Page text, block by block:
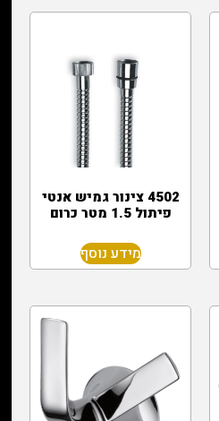
4502 צינור גמיש אנטי
פיתול 1.5 מטר כרום
מידע נוסף